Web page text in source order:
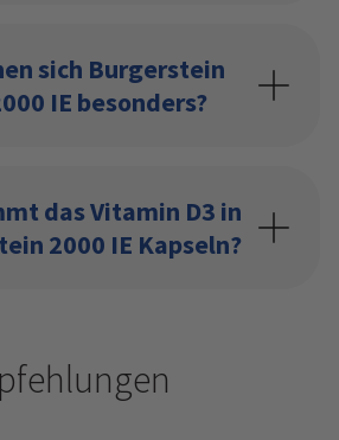
sich Burgerstein
IE besonders?
das Vitamin D3 in
2000 IE Kapseln?